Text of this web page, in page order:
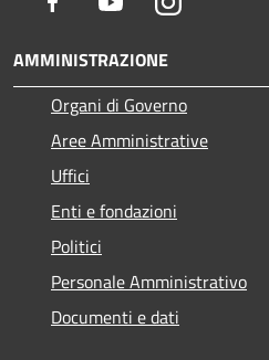
AMMINISTRAZIONE
Organi di Governo
Aree Amministrative
Uffici
Enti e fondazioni
Politici
Personale Amministrativo
Documenti e dati